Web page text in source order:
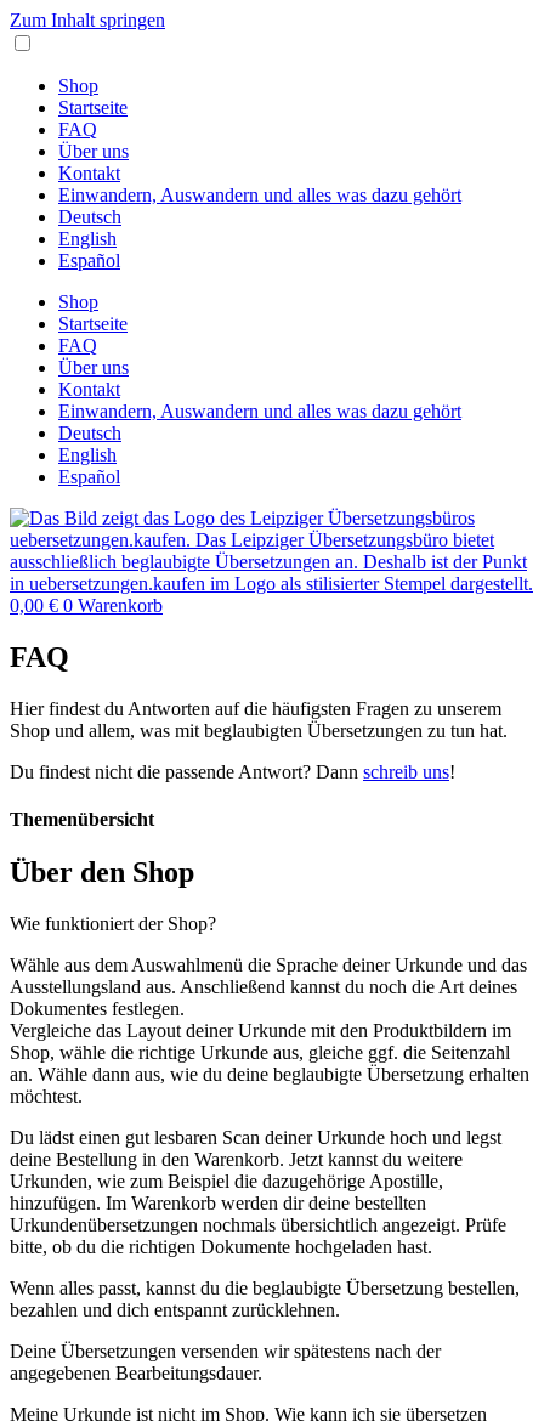
Zum Inhalt springen
Shop
Startseite
FAQ
Über uns
Kontakt
Einwandern, Auswandern und alles was dazu gehört
Deutsch
English
Español
Shop
Startseite
FAQ
Über uns
Kontakt
Einwandern, Auswandern und alles was dazu gehört
Deutsch
English
Español
0,00 € 0 Warenkorb
FAQ
Hier findest du Antworten auf die häufigsten Fragen zu unserem
Shop und allem, was mit beglaubigten Übersetzungen zu tun hat.
Du findest nicht die passende Antwort? Dann schreib uns!
Themenübersicht
Über den Shop
Wie funktioniert der Shop?
Wähle aus dem Auswahlmenü die Sprache deiner Urkunde und das
Ausstellungsland aus. Anschließend kannst du noch die Art deines
Dokumentes festlegen.
Vergleiche das Layout deiner Urkunde mit den Produktbildern im
Shop, wähle die richtige Urkunde aus, gleiche ggf. die Seitenzahl
an. Wähle dann aus, wie du deine beglaubigte Übersetzung erhalten
möchtest.
Du lädst einen gut lesbaren Scan deiner Urkunde hoch und legst
deine Bestellung in den Warenkorb. Jetzt kannst du weitere
Urkunden, wie zum Beispiel die dazugehörige Apostille,
hinzufügen. Im Warenkorb werden dir deine bestellten
Urkundenübersetzungen nochmals übersichtlich angezeigt. Prüfe
bitte, ob du die richtigen Dokumente hochgeladen hast.
Wenn alles passt, kannst du die beglaubigte Übersetzung bestellen,
bezahlen und dich entspannt zurücklehnen.
Deine Übersetzungen versenden wir spätestens nach der
angegebenen Bearbeitungsdauer.
Meine Urkunde ist nicht im Shop. Wie kann ich sie übersetzen